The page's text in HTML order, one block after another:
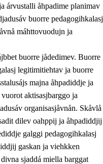
árvustalli åhpadime planimav
buorre pedagogihkalasj
máhttovuodujn ja
buorre jådedimev. Buorre
legitimitiehtav ja buorre
majna åhpadiddje ja
aktisasjbarggo ja
organisasjåvnån. Skåvlå
dilev oahppij ja åhpadiddjij
galggi pedagogihkalasj
gaskan ja viehkken
sjaddá miella barggat